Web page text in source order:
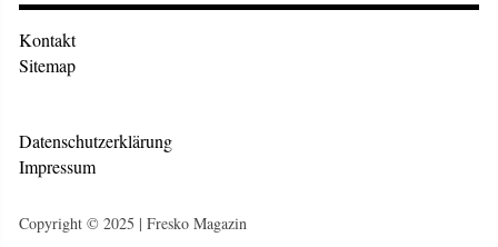
Kontakt
Sitemap
Datenschutzerklärung
Impressum
Copyright © 2025 | Fresko Magazin